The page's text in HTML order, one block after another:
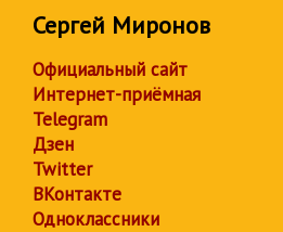
Сергей Миронов
Официальный сайт
Интернет-приёмная
Telegram
Дзен
Twitter
ВКонтакте
Одноклассники